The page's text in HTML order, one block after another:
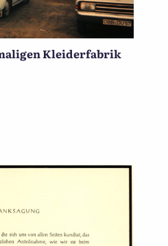
Kleiderfabrik